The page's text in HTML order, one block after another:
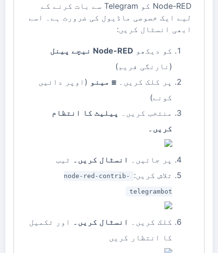
Node-RED کو Telegram سے بات کرنے کے
لیے ایک خصوصی ماڈیول کی ضرورت ہے۔ اسے
ابھی انسٹال کریں:
کو دیکھو Node-RED نیچے پینل
(نارنگی فریم)
پر کلک کریں۔ ☰ مینو (اوپر دائیں
کونے)
منتخب کریں۔
پیلیٹ کا انتظام
کریں۔
پر جائیں۔ انسٹال کریں۔ ٹیب
تلاش کریں:
node-red-contrib-
telegrambot
کلک کریں۔ انسٹال کریں۔
اور تکمیل
کا انتظار کریں